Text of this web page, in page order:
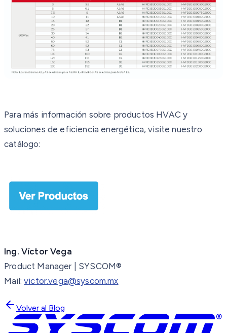
Para más información sobre productos HVAC y
soluciones de eficiencia energética, visite nuestro
catálogo:
Ing. Víctor Vega
Product Manager | SYSCOM®
Mail:victor.vega@syscom.mx
Volver al Blog